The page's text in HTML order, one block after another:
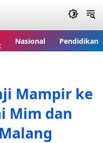
Nasional Pendidikan
Mampir ke
Mim dan